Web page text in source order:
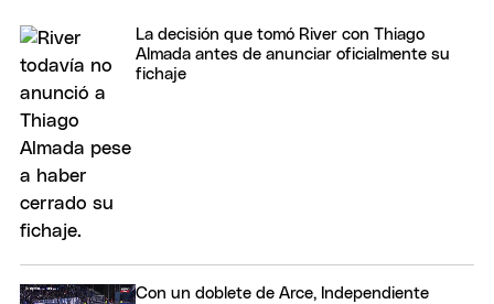
La decisión que tomó River con Thiago
Almada antes de anunciar oficialmente su
fichaje
Con un doblete de Arce, Independiente